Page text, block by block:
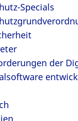
Specials
der